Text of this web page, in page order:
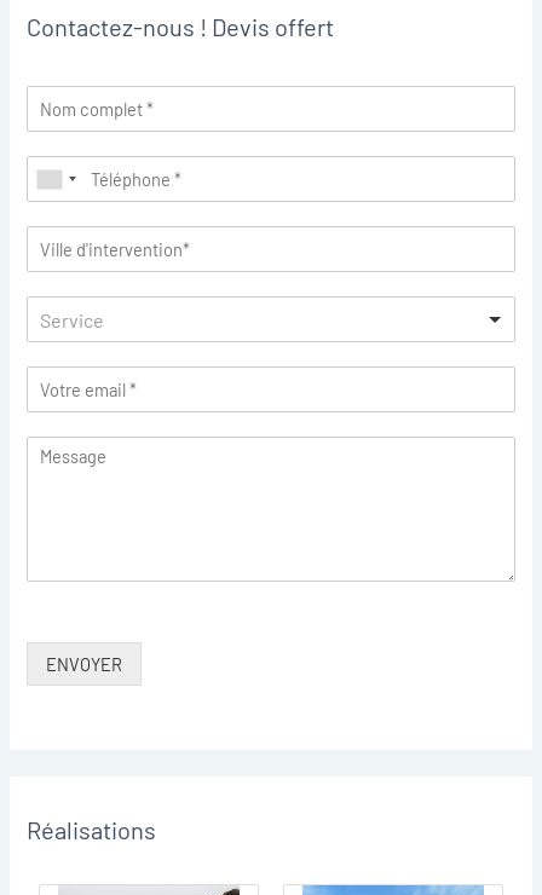
Contactez-nous ! Devis offert
Service
ENVOYER
Réalisations